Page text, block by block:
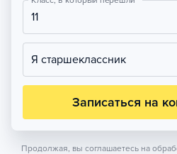
11
Я старшеклассник
Записаться на
Продолжая, вы соглашаетесь на